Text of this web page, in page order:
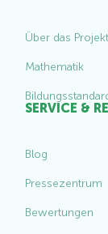
Über das Projekt
Mathematik
SERVICE &
Blog
Pressezentrum
Bewertungen